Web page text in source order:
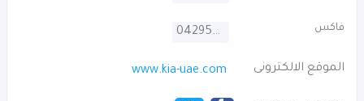
فاكس 042958517
الموقع الالكترونى www.kia-uae.com